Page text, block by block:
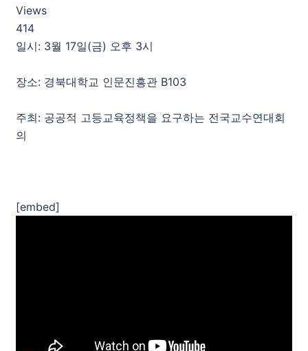
Views
414
일시: 3월 17일(금) 오후 3시
장소: 경북대학교 인문진흥관 B103
주최: 공공적 고등교육정책을 요구하는 전국교수연대회
의
[embed]